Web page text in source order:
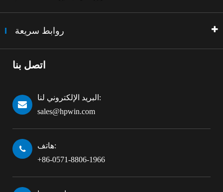
روابط سريعة
اتصل بنا
البريد الإلكتروني لنا:
sales@hpwin.com
هاتف:
+86-0571-8806-1966